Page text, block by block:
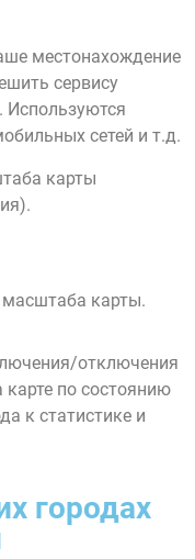
местонахождение
сервису
Используются
сетей и т.д.
карты
масштаба карты.
отключения
по состоянию
к статистике и
городах